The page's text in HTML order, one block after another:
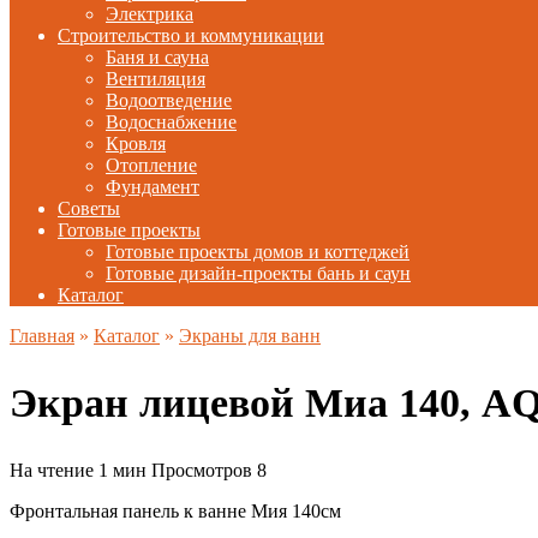
Электрика
Строительство и коммуникации
Баня и сауна
Вентиляция
Водоотведение
Водоснабжение
Кровля
Отопление
Фундамент
Советы
Готовые проекты
Готовые проекты домов и коттеджей
Готовые дизайн-проекты бань и саун
Каталог
Главная » Каталог » Экраны для ванн
Экран лицевой Миа 140,
На чтение 1 мин Просмотров 8
Фронтальная панель к ванне Мия 140см